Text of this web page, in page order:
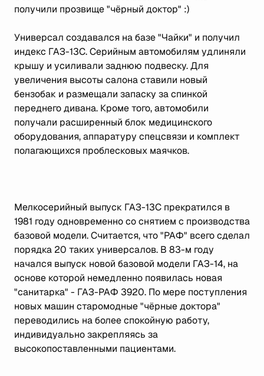
получили прозвище "чёрный доктор" :)
Универсал создавался на базе "Чайки" и получил
индекс ГАЗ-13С. Серийным автомобилям удлиняли
крышу и усиливали заднюю подвеску. Для
увеличения высоты салона ставили новый
бензобак и размещали запаску за спинкой
переднего дивана. Кроме того, автомобили
получали расширенный блок медицинского
оборудования, аппаратуру спецсвязи и комплект
полагающихся проблесковых маячков.
Мелкосерийный выпуск ГАЗ-13С прекратился в
1981 году одновременно со снятием с производства
базовой модели. Считается, что "РАФ" всего сделал
порядка 20 таких универсалов. В 83-м году
начался выпуск новой базовой модели ГАЗ-14, на
основе которой немедленно появилась новая
"санитарка" - ГАЗ-РАФ 3920. По мере поступления
новых машин старомодные "чёрные доктора"
переводились на более спокойную работу,
индивидуально закрепляясь за
высокопоставленными пациентами.